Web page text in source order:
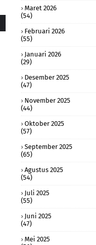
Maret 2026
(54)
Februari 2026
(55)
Januari 2026
(29)
Desember 2025
(47)
November 2025
(44)
Oktober 2025
(57)
September 2025
(65)
Agustus 2025
(54)
Juli 2025
(55)
Juni 2025
(47)
Mei 2025